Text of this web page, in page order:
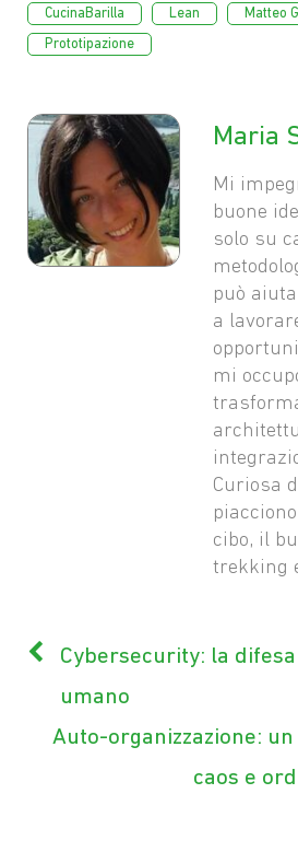
TagCucinaBarilla Lean Matteo
Prototipazione
Maria
Mi
buone
solo su
può
a
mi
Curiosa
cibo, il
trekking
Cybersecurity: la
umano
Auto-organizzazione:
caos e